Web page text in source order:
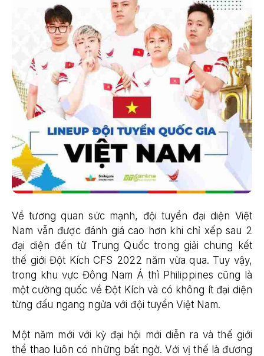
Về tương quan sức mạnh, đội tuyển đại diện Việt
Nam vẫn được đánh giá cao hơn khi chỉ xếp sau 2
đại diện đến từ Trung Quốc trong giải chung kết
thế giới Đột Kích CFS 2022 năm vừa qua. Tuy vậy,
trong khu vực Đông Nam Á thì Philippines cũng là
một cường quốc về Đột Kích và có không ít đại diện
từng đấu ngang ngửa với đội tuyển Việt Nam.
Một năm mới với kỳ đại hội mới diễn ra và thế giới
thể thao luôn có những bất ngờ. Với vị thế là đương